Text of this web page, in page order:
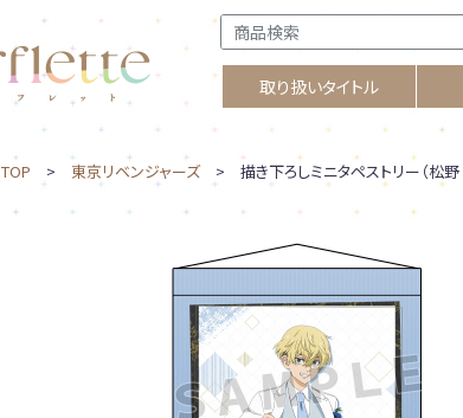
取り扱いタイトル
TOP > 東京リベンジャーズ> 描き下ろしミニタペストリー（松野